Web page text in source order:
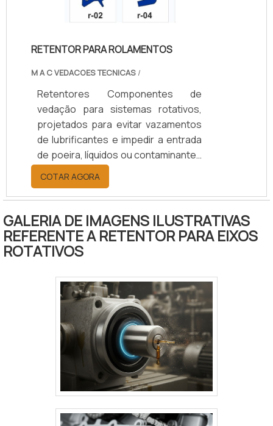
agrícola, naval, ferroviário e
industrial, aumentam a durabilidade
de manutenção e garantem
RETENTOR PARA ROLAMENTOS
M A C VEDACOES TECNICAS /
Retentores Componentes de
vedação para sistemas rotativos,
projetados para evitar vazamentos
de lubrificantes e impedir a entrada
de poeira, líquidos ou contaminantes
em eixos e rolamentos. Disponíveis
em borracha nitrílica (NBR), Viton
(FKM), silicone, PTFE ou grafite,
suportam temperaturas de -40°C a
+200°C, conforme o material.
Oferecem opções de vedação
e diâmetros de 10 a 200 mm.
Aplicados em setores automotivo,
agrícola, naval, ferroviário e
industrial, aumentam a durabilidade
dos componentes, reduzem custos
de manutenção e garantem
eficiência operacional.
COTAR AGORA
GALERIA DE IMAGENS ILUSTRATIVAS
REFERENTE A RETENTOR PARA EIXOS
ROTATIVOS